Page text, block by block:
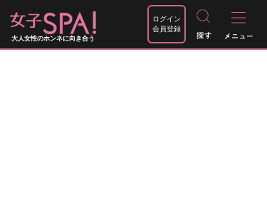
大人女性のホンネに向き合う
ログイン
会員登録